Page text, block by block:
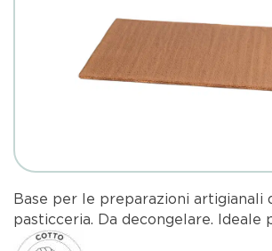
Base per le preparazioni artigianali
pasticceria. Da decongelare. Ideale